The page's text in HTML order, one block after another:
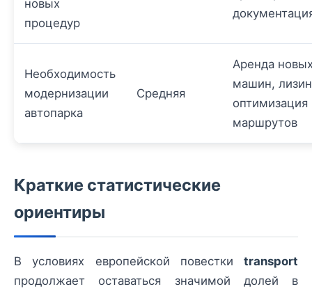
новых
процедур
Необходимость
модернизации
автопарка
Средняя
Аренда
машин,
оптимизация
маршрутов
Краткие статистические
ориентиры
В условиях европейской повестки transport
продолжает оставаться значимой долей в